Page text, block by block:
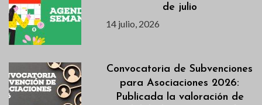
de julio
14 julio, 2026
Convocatoria de Subvenciones
para Asociaciones 2026:
Publicada la valoración de